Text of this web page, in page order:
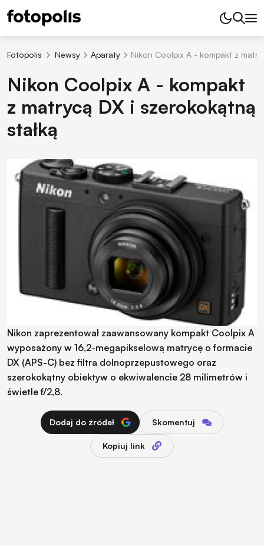
Fotopolis Newsy Aparaty Nikon Coolpix A - kompakt z
Nikon Coolpix A - kompakt
z matrycą DX i szerokokątną
stałką
Nikon zaprezentował zaawansowany kompakt Coolpix A
wyposażony w 16,2-megapikselową matrycę o formacie
DX (APS-C) bez filtra dolnoprzepustowego oraz
szerokokątny obiektyw o ekwiwalencie 28 milimetrów i
świetle f/2,8.
Dodaj do źródeł Skomentuj
Kopiuj link